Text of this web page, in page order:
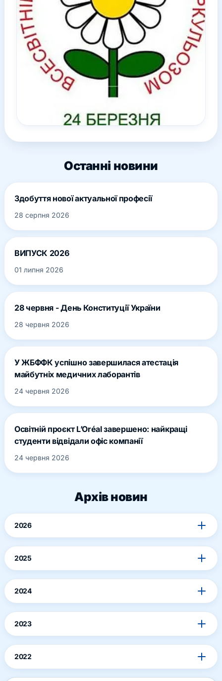
Останні новини
Здобуття нової актуальної професії
28 серпня 2026
ВИПУСК 2026
01 липня 2026
28 червня - День Конституції України
28 червня 2026
У ЖБФФК успішно завершилася атестація
майбутніх медичних лаборантів
24 червня 2026
Освітній проєкт L’Oréal завершено: найкращі
студенти відвідали офіс компанії
24 червня 2026
Архів новин
2026
2025
2024
2023
2022